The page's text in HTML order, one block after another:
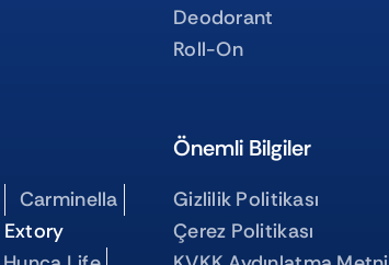
Deodorant
Roll-On
Carminella
Extory
Önemli Bilgiler
Gizlilik Politikası
Çerez Politikası